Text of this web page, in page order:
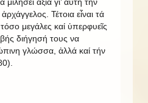
Τέτοια εἶναι τά
μεγάλες καί ὑπερφυεῖς
διήγησή τους να
γλώσσα, ἀλλά καί τήν